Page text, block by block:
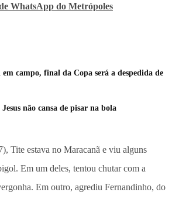
WhatsApp do Metrópoles
campo, final da Copa será a despedida de
não cansa de pisar na bola
Tite estava no Maracanã e viu alguns
Em um deles, tentou chutar com a
Em outro, agrediu Fernandinho, do